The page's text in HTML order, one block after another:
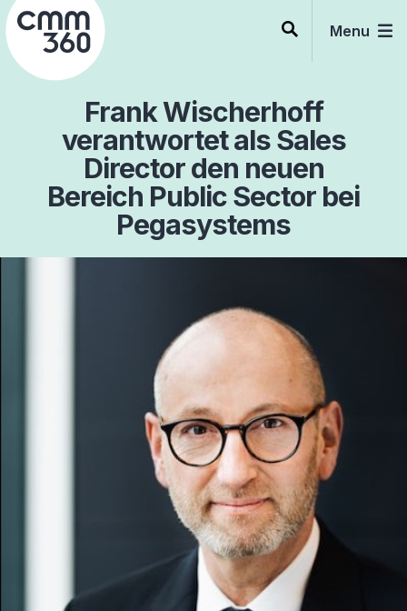
Skip
to
content
Menu
Frank Wischerhoff
verantwortet als Sales
Director den neuen
Bereich Public Sector bei
Pegasystems